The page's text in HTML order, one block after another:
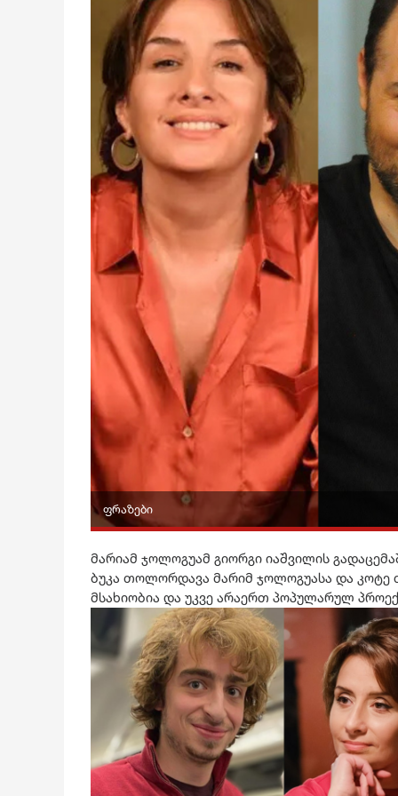
ფრაზები
მარიამ ჯოლოგუამ გიორგი იაშვილის
ბუკა თოლორდავა მარიმ ჯოლოგუასა და
მსახიობია და უკვე არაერთ პოპულარულ